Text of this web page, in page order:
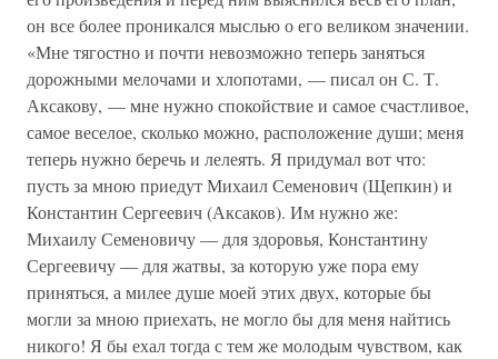
он все более проникался мыслью о его великом значении.
«Мне тягостно и почти невозможно теперь заняться
дорожными мелочами и хлопотами, — писал он С. Т.
Аксакову, — мне нужно спокойствие и самое счастливое,
самое веселое, сколько можно, расположение души; меня
теперь нужно беречь и лелеять. Я придумал вот что:
пусть за мною приедут Михаил Семенович (Щепкин) и
Константин Сергеевич (Аксаков). Им нужно же:
Михаилу Семеновичу — для здоровья, Константину
Сергеевичу — для жатвы, за которую уже пора ему
приняться, а милее душе моей этих двух, которые бы
могли за мною приехать, не могло бы для меня найтись
никого! Я бы ехал тогда с тем же молодым чувством, как